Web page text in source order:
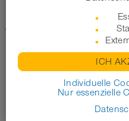
NORPLAST
ANTIABRASIVO
®
ICH
Individuelle
Nur essenzielle